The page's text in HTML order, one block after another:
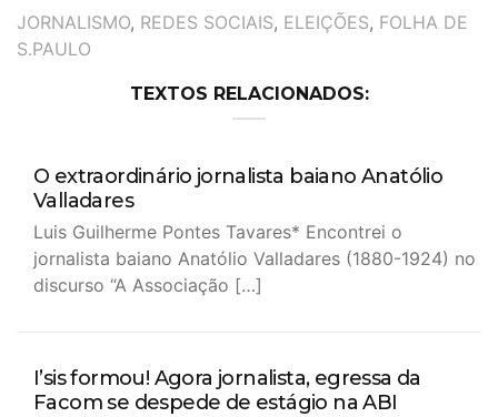
TAGS
JORNALISMO, REDES SOCIAIS, ELEIÇÕES, FOLHA DE
S.PAULO
TEXTOS RELACIONADOS:
O extraordinário jornalista baiano Anatólio
Valladares
Luis Guilherme Pontes Tavares* Encontrei o
jornalista baiano Anatólio Valladares (1880-1924) no
discurso “A Associação […]
I’sis formou! Agora jornalista, egressa da
Facom se despede de estágio na ABI